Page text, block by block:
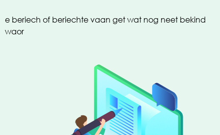
e beriech of beriechte vaan get wat nog neet bekind
waor